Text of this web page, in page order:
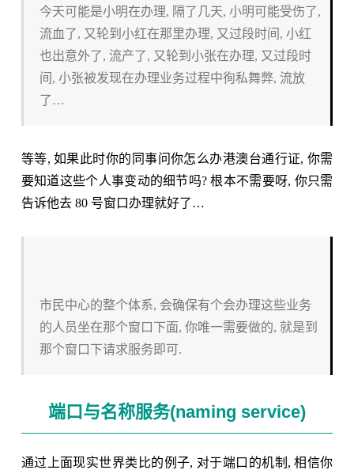
今天可能是小明在办理, 隔了几天, 小明可能受伤了,
流血了, 又轮到小红在那里办理, 又过段时间, 小红
也出意外了, 流产了, 又轮到小张在办理, 又过段时
间, 小张被发现在办理业务过程中徇私舞弊, 流放
了…
等等, 如果此时你的同事问你怎么办港澳台通行证, 你需
要知道这些个人事变动的细节吗? 根本不需要呀, 你只需
告诉他去 80 号窗口办理就好了…
市民中心的整个体系, 会确保有个会办理这些业务
的人员坐在那个窗口下面, 你唯一需要做的, 就是到
那个窗口下请求服务即可.
端口与名称服务(naming service)
通过上面现实世界类比的例子, 对于端口的机制, 相信你